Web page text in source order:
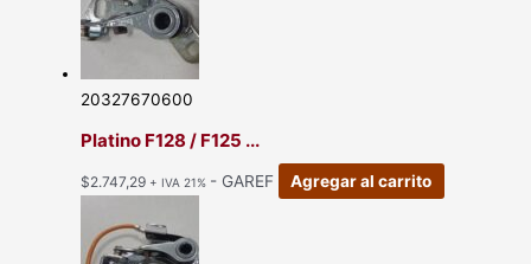
20327670600
Platino F128 / F125 ...
$2.747,29 + IVA 21% - GAREF Agregar al carrito